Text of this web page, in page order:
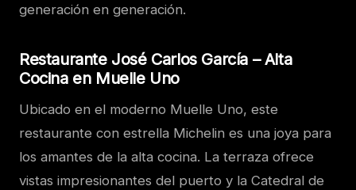
generación en generación.
Restaurante José Carlos García – Alta
Cocina en Muelle Uno
Ubicado en el moderno Muelle Uno, este
restaurante con estrella Michelin es una joya para
los amantes de la alta cocina. La terraza ofrece
vistas impresionantes del puerto y la Catedral de